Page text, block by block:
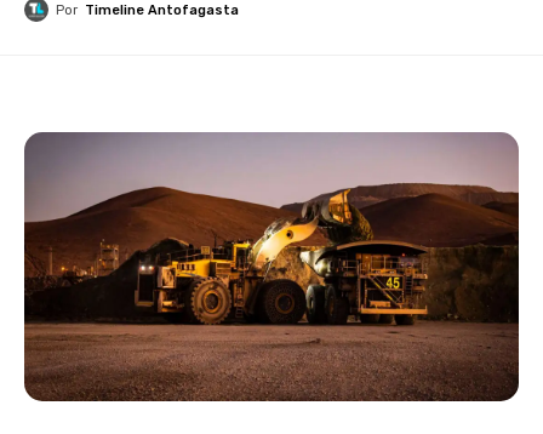
Por Timeline Antofagasta